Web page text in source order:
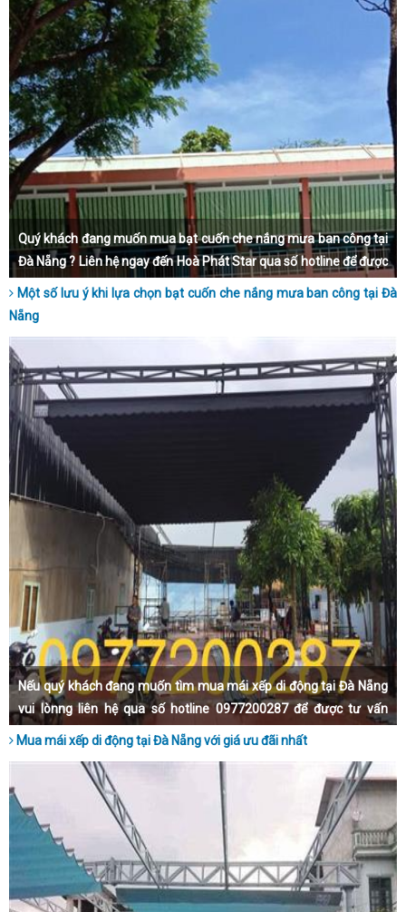
Quý khách đang muốn mua bạt cuốn che nắng mưa ban công tại
Đà Nẵng ? Liên hệ ngay đến Hoà Phát Star qua số hotline để được
tư vấn nhé.
Một số lưu ý khi lựa chọn bạt cuốn che nắng mưa ban công tại Đà
Nẵng
Nếu quý khách đang muốn tìm mua mái xếp di động tại Đà Nẵng
vui lònng liên hệ qua số hotline 0977200287 để được tư vấn
nhanh nhất nhé.
Mua mái xếp di động tại Đà Nẵng với giá ưu đãi nhất